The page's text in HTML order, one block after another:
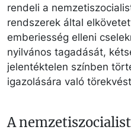
rendeli a
rendszerek által
emberiesség elleni
nyilvános tagadását,
jelentéktelen színben
igazolására való
A